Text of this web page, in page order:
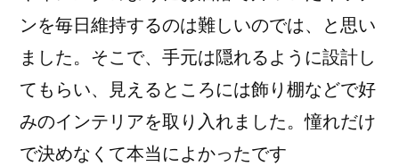
ンを毎日維持するのは難しいのでは、と思い
ました。そこで、手元は隠れるように設計し
てもらい、見えるところには飾り棚などで好
みのインテリアを取り入れました。憧れだけ
で決めなくて本当によかったです